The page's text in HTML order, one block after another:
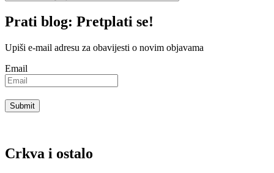
Prati blog: Pretplati se!
Upiši e-mail adresu za obavijesti o novim objavama
Email
Crkva i ostalo